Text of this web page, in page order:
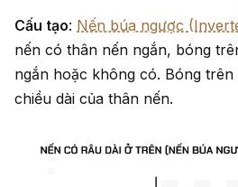
Cấu tạo: Nến búa ngược
nến có thân nến ngắn, bóng
ngắn hoặc không có. Bóng
chiều dài của thân nến.